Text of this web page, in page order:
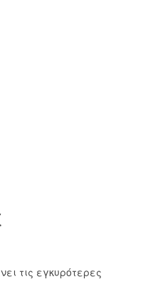
τις εγκυρότερες